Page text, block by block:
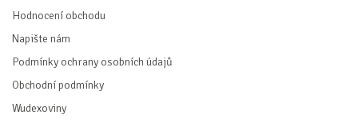
Hodnocení obchodu
Napište nám
Podmínky ochrany osobních údajů
Obchodní podmínky
Wudexoviny